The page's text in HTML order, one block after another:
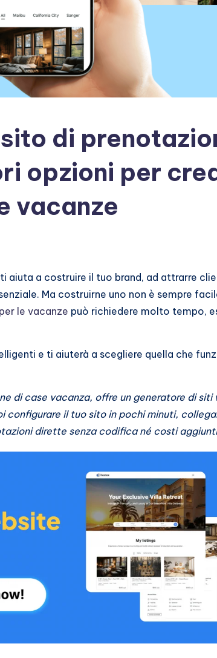
di
opzioni per
vacanze
ti aiuta a costruire il tuo brand, ad attrarre
Ma costruirne uno non è sempre
le vacanze può richiedere molto tempo,
e ti aiuterà a scegliere quella che
di case vacanza, offre un generatore di siti
configurare il tuo sito in pochi minuti,
dirette senza codifica né costi